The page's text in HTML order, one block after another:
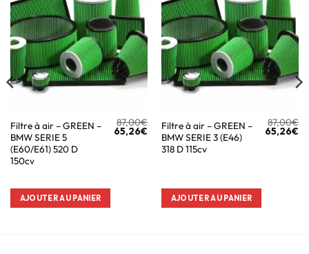
Filtre à air – GREEN –
BMW SERIE 5
(E60/E61) 520 D
150cv
87,00€
65,26€
AJOUTER AU PANIER
Filtre à air – GREEN –
BMW SERIE 3 (E46)
318 D 115cv
87,00€
65,26€
AJOUTER AU PANIER